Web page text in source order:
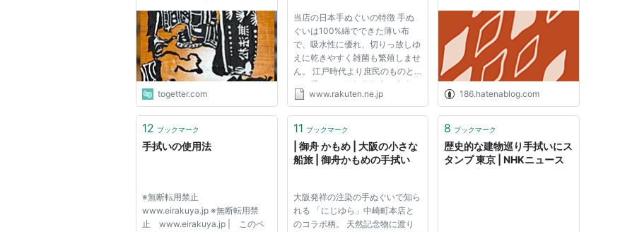
の染料で同じ経験をしたけ
ど、なぜ？」
togetter.com
当店の日本手ぬぐいの特徴 手ぬ
ぐいは100%綿でできた薄い布
で、吸水性に優れ、切りっ放しゆ
えに乾きやすく雑菌も繁殖しませ
ん。 江戸時代より庶民のものと
して愛され、歌舞伎役者や商人の
間では名刺代わりとして重宝され
とほぼ変わらず職人による手作り
なので、柄の滲み具合や長さが異
なり...
www.rakuten.ne.jp 186.hatenablog.com
12 ブックマーク
手拭いの使用法
※無断転用禁止
www.eirakuya.jp ※無断転用禁
止 www.eirakuya.jp | このペ
11 ブックマーク
| 御舟 かもめ | 大阪の小さな
船旅 | 御舟かもめの手拭い
大阪発祥の注染の手ぬぐいで知ら
れる 「にじゆら」中崎町本店と
のコラボ柄。 天然記念物に渡り
8 ブックマーク
歴史的な建物巡り手拭いにス
タンプ 東京 | NHKニュース